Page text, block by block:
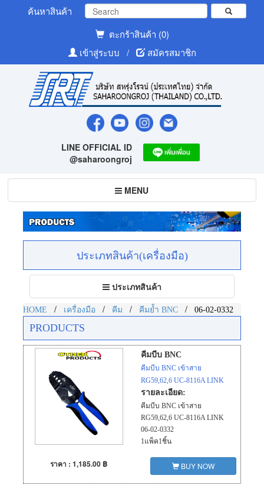
ค้นหาสินค้า
ตะกร้าสินค้า (0)
เข้าสู่ระบบ
/ สมัครสมาชิก
LINE OFFICIAL ID
@saharoongroj
Toggle
navigation
MENU
ประเภทสินค้า(เครื่องมือ)
Toggle
navigation
ประเภทสินค้า
HOME / เครื่องมือ / คีม / คีมย้ำ BNC / 06-02-0332
PRODUCTS
คีมบีบ BNC
คีมบีบ BNC เข้าสาย
RG59,62,6 UC-8116A LINK
รายละเอียด:
คีมบีบ BNC เข้าสาย
RG59,62,6 UC-8116A LINK
06-02-0332
1แพ็ค1ชิ้น
ราคา : 1,185.00 ฿ BUY NOW